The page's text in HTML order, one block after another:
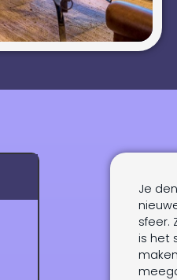
Je
sfeer.
is het